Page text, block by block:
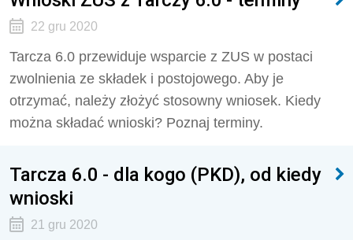
22 gru 2020
Tarcza 6.0 przewiduje wsparcie z ZUS w postaci
zwolnienia ze składek i postojowego. Aby je
otrzymać, należy złożyć stosowny wniosek. Kiedy
można składać wnioski? Poznaj terminy.
Tarcza 6.0 - dla kogo (PKD), od kiedy
wnioski
21 gru 2020